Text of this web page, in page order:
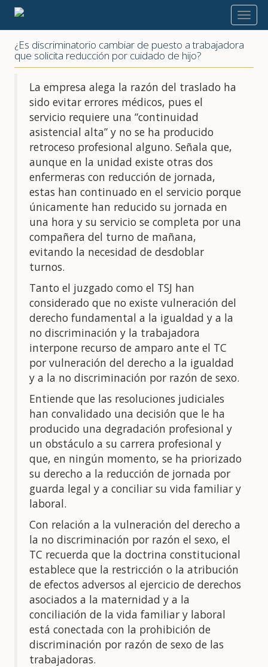
2022
¿Es discriminatorio cambiar de puesto a trabajadora
que solicita reducción por cuidado de hijo?
La empresa alega la razón del traslado ha
sido evitar errores médicos, pues el
servicio requiere una “continuidad
asistencial alta” y no se ha producido
retroceso profesional alguno. Señala que,
aunque en la unidad existe otras dos
enfermeras con reducción de jornada,
estas han continuado en el servicio porque
únicamente han reducido su jornada en
una hora y su servicio se completa por una
compañera del turno de mañana,
evitando la necesidad de desdoblar
turnos.
Tanto el juzgado como el TSJ han
considerado que no existe vulneración del
derecho fundamental a la igualdad y a la
no discriminación y la trabajadora
interpone recurso de amparo ante el TC
por vulneración del derecho a la igualdad
y a la no discriminación por razón de sexo.
Entiende que las resoluciones judiciales
han convalidado una decisión que le ha
producido una degradación profesional y
un obstáculo a su carrera profesional y
que, en ningún momento, se ha priorizado
su derecho a la reducción de jornada por
guarda legal y a conciliar su vida familiar y
laboral.
Con relación a la vulneración del derecho a
la no discriminación por razón el sexo, el
TC recuerda que la doctrina constitucional
establece que la restricción o la atribución
de efectos adversos al ejercicio de derechos
asociados a la maternidad y a la
conciliación de la vida familiar y laboral
está conectada con la prohibición de
discriminación por razón de sexo de las
trabajadoras.